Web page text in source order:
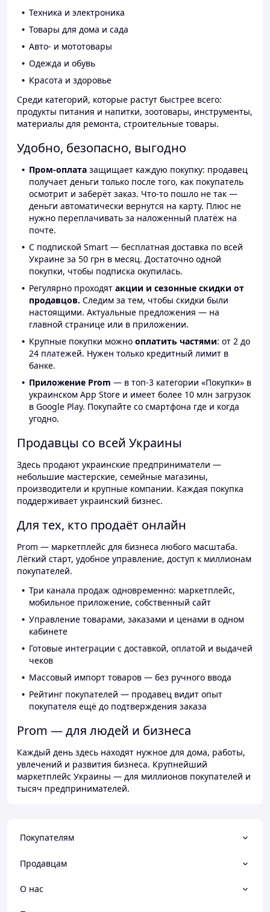
Техника и электроника
Товары для дома и сада
Авто- и мототовары
Одежда и обувь
Красота и здоровье
Среди категорий, которые растут быстрее всего:
продукты питания и напитки, зоотовары, инструменты,
материалы для ремонта, строительные товары.
Удобно, безопасно, выгодно
Пром-оплата защищает каждую покупку: продавец
получает деньги только после того, как покупатель
осмотрит и заберёт заказ. Что-то пошло не так —
деньги автоматически вернутся на карту. Плюс не
нужно переплачивать за наложенный платёж на
почте.
С подпиской Smart — бесплатная доставка по всей
Украине за 50 грн в месяц. Достаточно одной
покупки, чтобы подписка окупилась.
Регулярно проходят акции и сезонные скидки от
продавцов. Следим за тем, чтобы скидки были
настоящими. Актуальные предложения — на
главной странице или в приложении.
Крупные покупки можно оплатить частями: от 2 до
24 платежей. Нужен только кредитный лимит в
банке.
Приложение Prom — в топ-3 категории «Покупки» в
украинском App Store и имеет более 10 млн загрузок
в Google Play. Покупайте со смартфона где и когда
угодно.
Продавцы со всей Украины
Здесь продают украинские предприниматели —
небольшие мастерские, семейные магазины,
производители и крупные компании. Каждая покупка
поддерживает украинский бизнес.
Для тех, кто продаёт онлайн
Prom — маркетплейс для бизнеса любого масштаба.
Лёгкий старт, удобное управление, доступ к миллионам
покупателей.
Три канала продаж одновременно: маркетплейс,
мобильное приложение, собственный сайт
Управление товарами, заказами и ценами в одном
кабинете
Готовые интеграции с доставкой, оплатой и выдачей
чеков
Массовый импорт товаров — без ручного ввода
Рейтинг покупателей — продавец видит опыт
покупателя ещё до подтверждения заказа
Prom — для людей и бизнеса
Каждый день здесь находят нужное для дома, работы,
увлечений и развития бизнеса. Крупнейший
маркетплейс Украины — для миллионов покупателей и
тысяч предпринимателей.
Покупателям
Продавцам
О нас